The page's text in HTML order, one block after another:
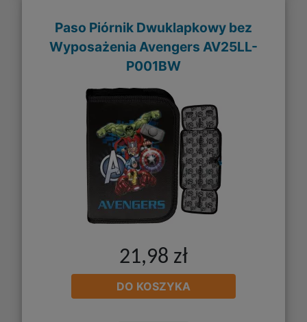
Paso Piórnik Dwuklapkowy bez
Wyposażenia Avengers AV25LL-
P001BW
21,98 zł
DO KOSZYKA